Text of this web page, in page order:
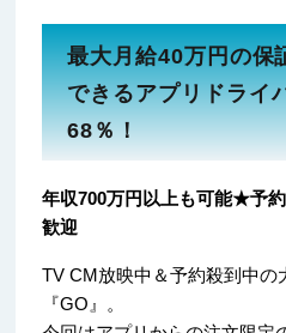
最大月給40万円の保
できるアプリドライ
68％！
年収700万円以上も可能★予
歓迎
TV CM放映中＆予約殺到中の
『GO』。